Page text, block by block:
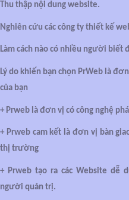
Thu thập nội dung website.
Nghiên cứu các công ty thiết kế
Làm cách nào có nhiều người biết
Lý do khiến bạn chọn PrWeb là
của bạn
+ Prweb là đơn vị có công nghệ
+ Prweb cam kết là đơn vị bàn
thị trường
+ Prweb tạo ra các Website dễ
người quản trị.